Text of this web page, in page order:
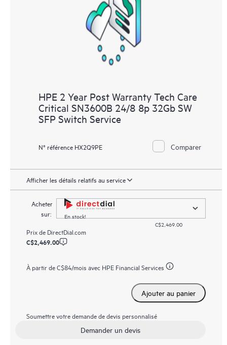
HPE 2 Year Post Warranty Tech Care
Critical SN3600B 24/8 8p 32Gb SW
SFP Switch Service
N° référence HX2Q9PE Comparer
Afficher les détails relatifs au service
Acheter
sur:
En stock!
C$2,469.00
Prix de DirectDial.com
C$2,469.00
À partir deC$84/mois avec HPE Financial Services
Ajouter au panier
Soumettre votre demande de devis personnalisé
Demander un devis